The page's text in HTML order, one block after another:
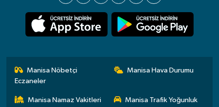
Manisa Nöbetçi
Eczaneler
Manisa Hava Durumu
Manisa Namaz Vakitleri Manisa Trafik Yoğunluk